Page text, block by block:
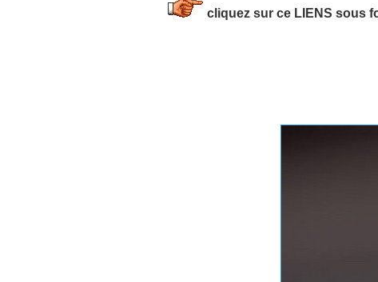
cliquez sur ce LIENS sous